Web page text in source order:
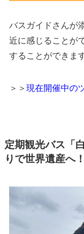
バスガイドさんが
近に感じることが
することができま
＞＞ 現在開催中の
定期観光バス「
りで世界遺産へ！